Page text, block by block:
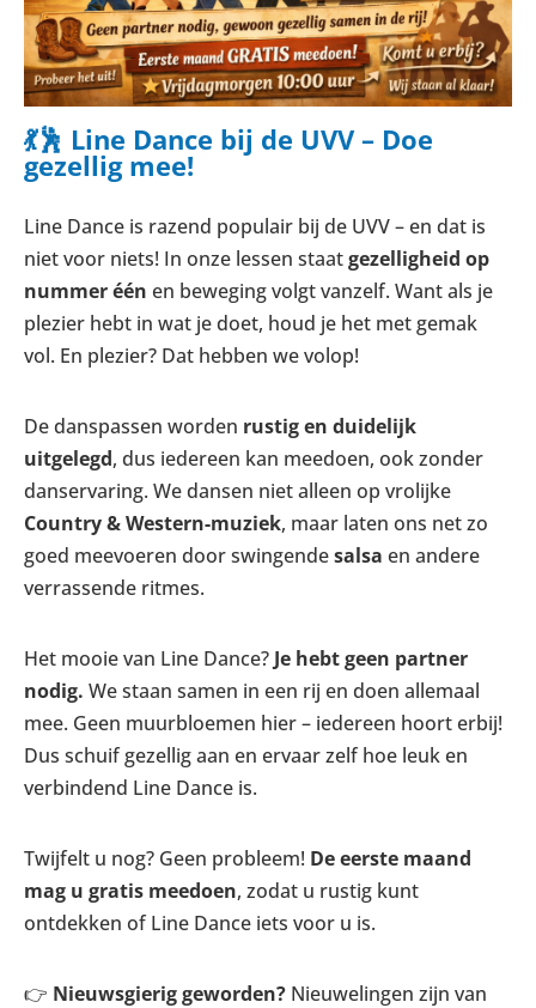
💃🕺 Line Dance bij de UVV – Doe
gezellig mee!
Line Dance is razend populair bij de UVV – en dat is
niet voor niets! In onze lessen staatgezelligheid op
nummer één en beweging volgt vanzelf. Want als je
plezier hebt in wat je doet, houd je het met gemak
vol. En plezier? Dat hebben we volop!
De danspassen worden rustig en duidelijk
uitgelegd, dus iedereen kan meedoen, ook zonder
danservaring. We dansen niet alleen op vrolijke
Country & Western-muziek, maar laten ons net zo
goed meevoeren door swingendesalsa en andere
verrassende ritmes.
Het mooie van Line Dance? Je hebt geen partner
nodig. We staan samen in een rij en doen allemaal
mee. Geen muurbloemen hier – iedereen hoort erbij!
Dus schuif gezellig aan en ervaar zelf hoe leuk en
verbindend Line Dance is.
Twijfelt u nog? Geen probleem! De eerste maand
mag u gratis meedoen, zodat u rustig kunt
ontdekken of Line Dance iets voor u is.
👉 Nieuwsgierig geworden? Nieuwelingen zijn van